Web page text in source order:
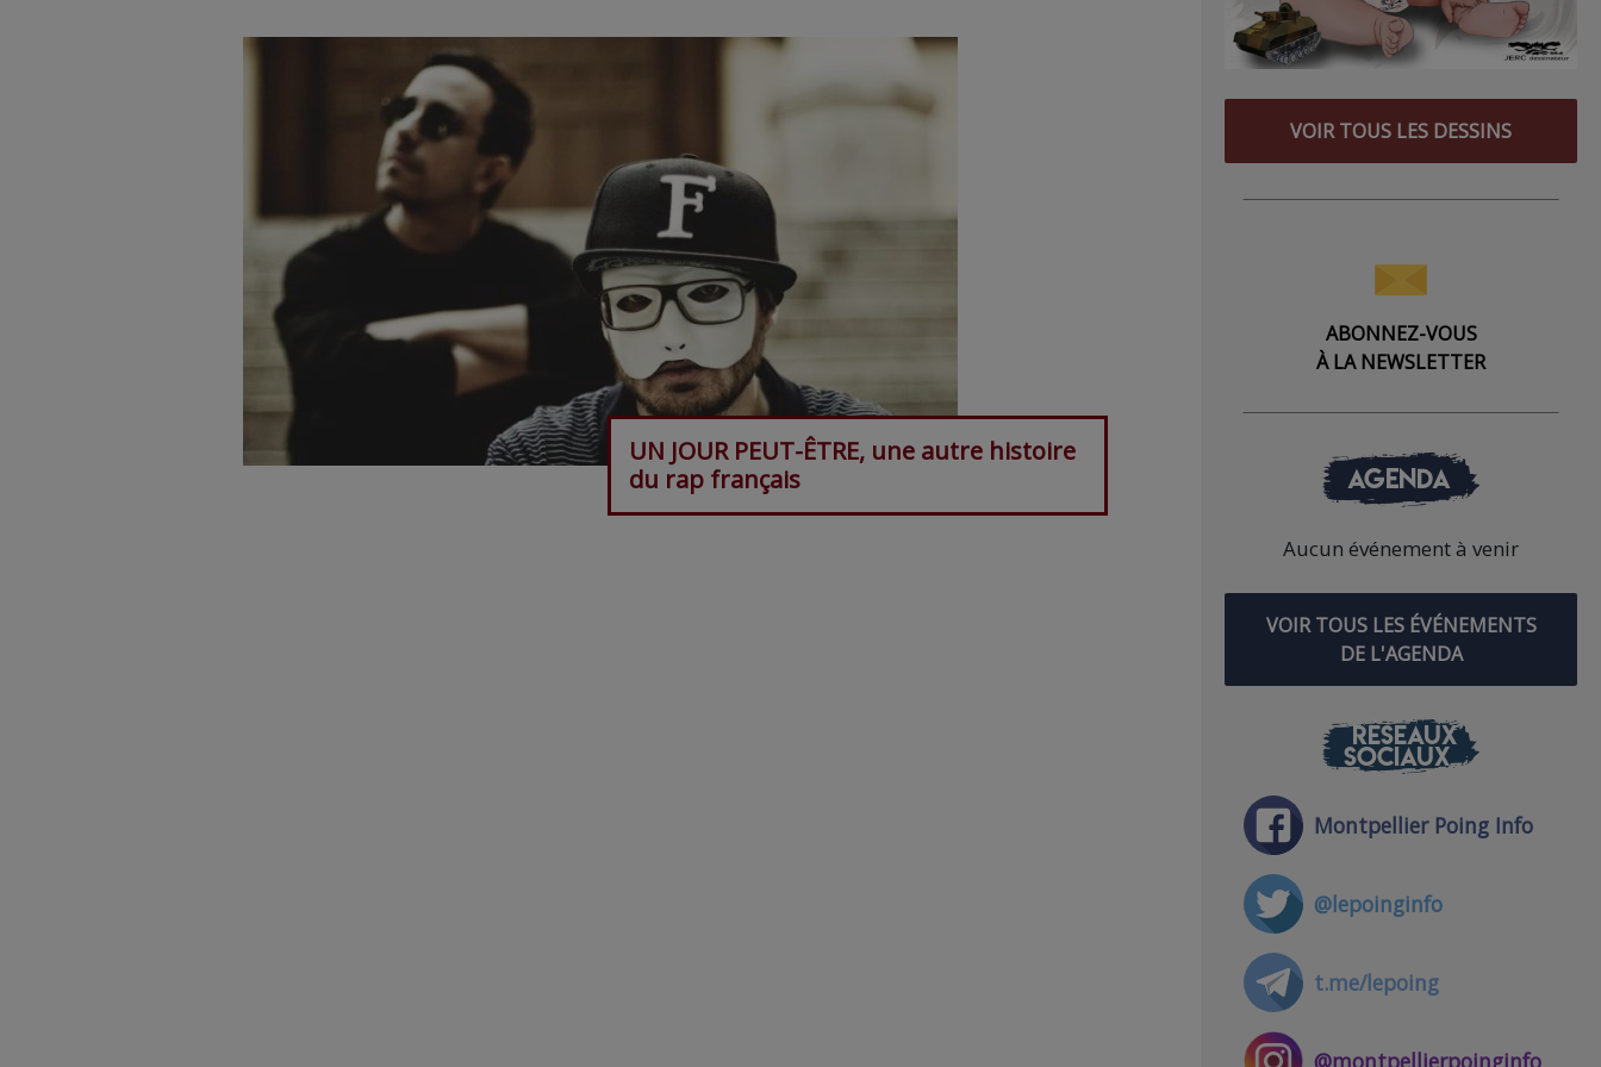
UN JOUR PEUT-ÊTRE, une autre histoire
du rap français
VOIR TOUS LES DESSINS
ABONNEZ-VOUS
À LA NEWSLETTER
AGENDA
Aucun événement à venir
VOIR TOUS LES ÉVÉNEMENTS
DE L'AGENDA
RÉSEAUX
SOCIAUX
Montpellier Poing Info
@lepoinginfo
t.me/lepoing
@montpellierpoinginfo